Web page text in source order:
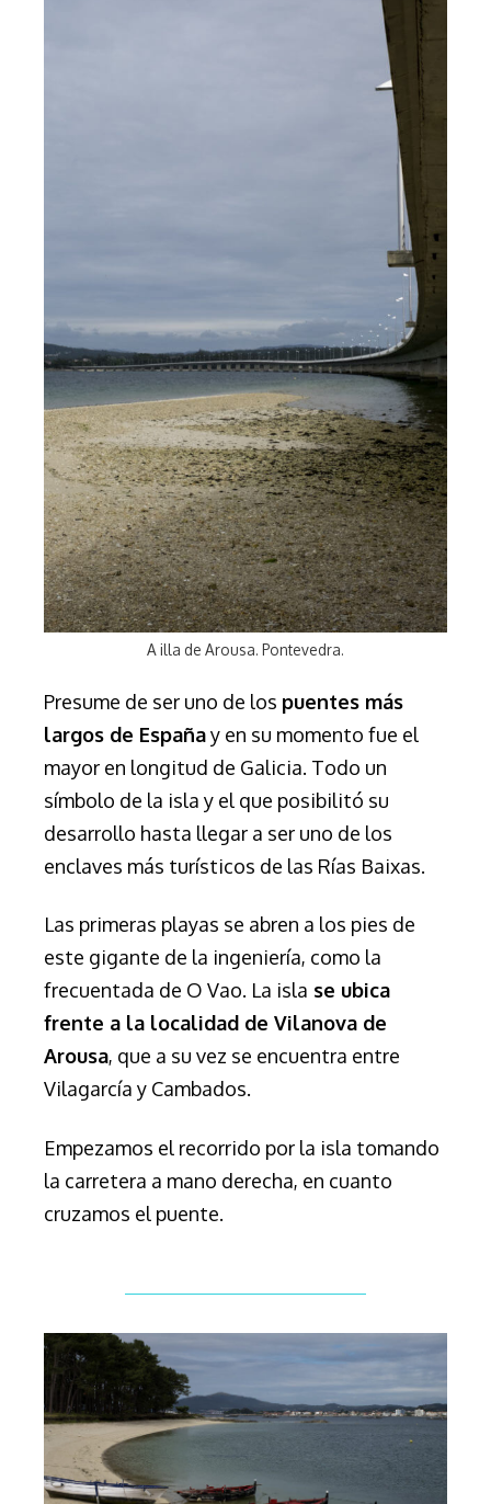
A illa de Arousa. Pontevedra.
Presume de ser uno de los puentes más
largos de Españay en su momento fue el
mayor en longitud de Galicia. Todo un
símbolo de la isla y el que posibilitó su
desarrollo hasta llegar a ser uno de los
enclaves más turísticos de las Rías Baixas.
Las primeras playas se abren a los pies de
este gigante de la ingeniería, como la
frecuentada de O Vao. La isla se ubica
frente a la localidad de Vilanova de
Arousa, que a su vez se encuentra entre
Vilagarcía y Cambados.
Empezamos el recorrido por la isla tomando
la carretera a mano derecha, en cuanto
cruzamos el puente.